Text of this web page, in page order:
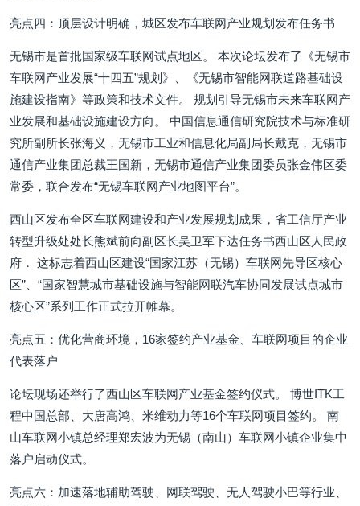
亮点四：顶层设计明确，城区发布车联网产业规划发布任务书
无锡市是首批国家级车联网试点地区。 本次论坛发布了《无锡市
车联网产业发展“十四五”规划》、《无锡市智能网联道路基础设
施建设指南》等政策和技术文件。 规划引导无锡市未来车联网产
业发展和基础设施建设方向。 中国信息通信研究院技术与标准研
究所副所长张海义，无锡市工业和信息化局副局长戴克，无锡市
通信产业集团总裁王国新，无锡市通信产业集团委员张金伟区委
常委，联合发布“无锡车联网产业地图平台”。
西山区发布全区车联网建设和产业发展规划成果，省工信厅产业
转型升级处处长熊斌前向副区长吴卫军下达任务书西山区人民政
府． 这标志着西山区建设“国家江苏（无锡）车联网先导区核心
区”、“国家智慧城市基础设施与智能网联汽车协同发展试点城市
核心区”系列工作正式拉开帷幕。
亮点五：优化营商环境，16家签约产业基金、车联网项目的企业
代表落户
论坛现场还举行了西山区车联网产业基金签约仪式。 博世ITK工
程中国总部、大唐高鸿、米维动力等16个车联网项目签约。 南
山车联网小镇总经理郑宏波为无锡（南山）车联网小镇企业集中
落户启动仪式。
亮点六：加速落地辅助驾驶、网联驾驶、无人驾驶小巴等行业、